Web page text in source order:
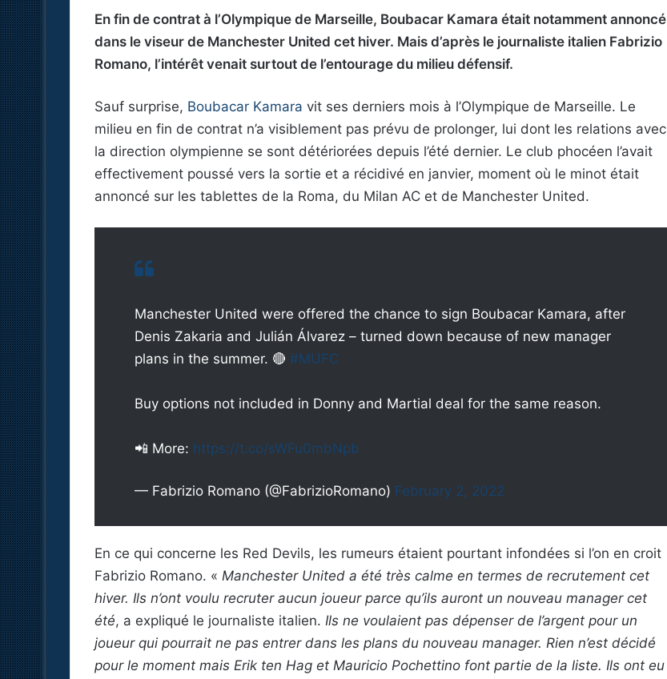
En fin de contrat à l’Olympique de Marseille, Boubacar Kamara était notamment annoncé
dans le viseur de Manchester United cet hiver. Mais d’après le journaliste italien Fabrizio
Romano, l’intérêt venait surtout de l’entourage du milieu défensif.
Sauf surprise, Boubacar Kamara vit ses derniers mois à l’Olympique de Marseille. Le
milieu en fin de contrat n’a visiblement pas prévu de prolonger, lui dont les relations avec
la direction olympienne se sont détériorées depuis l’été dernier. Le club phocéen l’avait
effectivement poussé vers la sortie et a récidivé en janvier, moment où le minot était
annoncé sur les tablettes de la Roma, du Milan AC et de Manchester United.
Manchester United were offered the chance to sign Boubacar Kamara, after
Denis Zakaria and Julián Álvarez – turned down because of new manager
plans in the summer. 🔴 #MUFC
Buy options not included in Donny and Martial deal for the same reason.
📲 More: https://t.co/sWFu0mbNpb
— Fabrizio Romano (@FabrizioRomano) February 2, 2022
En ce qui concerne les Red Devils, les rumeurs étaient pourtant infondées si l’on en croit
Fabrizio Romano. « Manchester United a été très calme en termes de recrutement cet
hiver. Ils n’ont voulu recruter aucun joueur parce qu’ils auront un nouveau manager cet
été, a expliqué le journaliste italien. Ils ne voulaient pas dépenser de l’argent pour un
joueur qui pourrait ne pas entrer dans les plans du nouveau manager. Rien n’est décidé
pour le moment mais Erik ten Hag et Mauricio Pochettino font partie de la liste. Ils ont eu